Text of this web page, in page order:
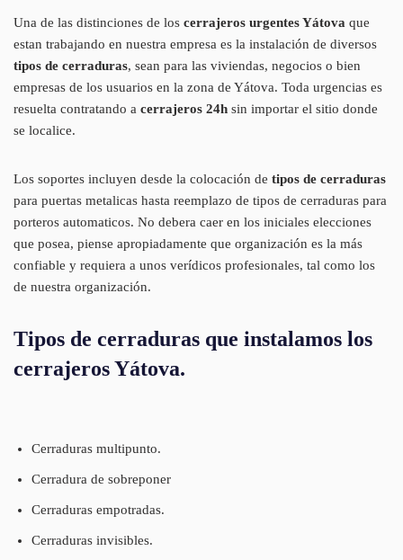
Una de las distinciones de los cerrajeros urgentes Yátova que
estan trabajando en nuestra empresa es la instalación de diversos
tipos de cerraduras, sean para las viviendas, negocios o bien
empresas de los usuarios en la zona de Yátova. Toda urgencias es
resuelta contratando a cerrajeros 24h sin importar el sitio donde
se localice.
Los soportes incluyen desde la colocación de tipos de cerraduras
para puertas metalicas hasta reemplazo de tipos de cerraduras para
porteros automaticos. No debera caer en los iniciales elecciones
que posea, piense apropiadamente que organización es la más
confiable y requiera a unos verídicos profesionales, tal como los
de nuestra organización.
Tipos de cerraduras que instalamos los
cerrajeros Yátova.
Cerraduras multipunto.
Cerradura de sobreponer
Cerraduras empotradas.
Cerraduras invisibles.